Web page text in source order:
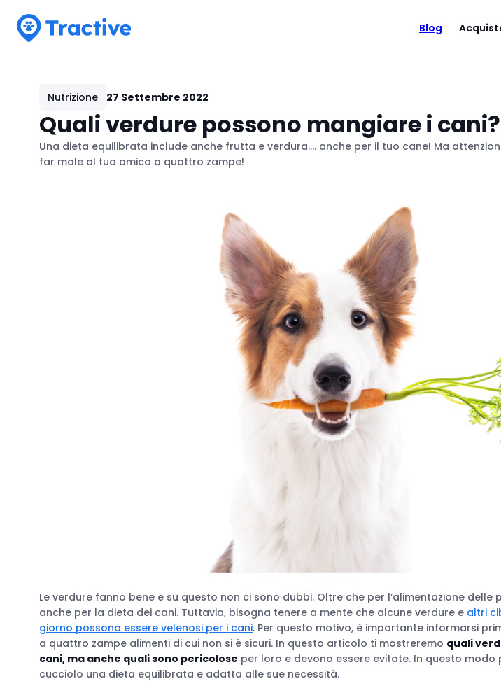
Blog
Nutrizione 27 Settembre 2022
Quali verdure possono mangiare i cani?
Una dieta equilibrata include anche frutta e verdura.... anche per il tuo cane! Ma
far male al tuo amico a quattro zampe!
Le verdure fanno bene e su questo non ci sono dubbi. Oltre che per l’alimentazione delle
anche per la dieta dei cani. Tuttavia, bisogna tenere a mente che alcune verdure e altri
giorno possono essere velenosi per i cani. Per questo motivo, è importante informarsi
a quattro zampe alimenti di cui non si è sicuri. In questo articolo ti mostreremo quali
cani, ma anche quali sono pericolose per loro e devono essere evitate. In questo
cucciolo una dieta equilibrata e adatta alle sue necessità.